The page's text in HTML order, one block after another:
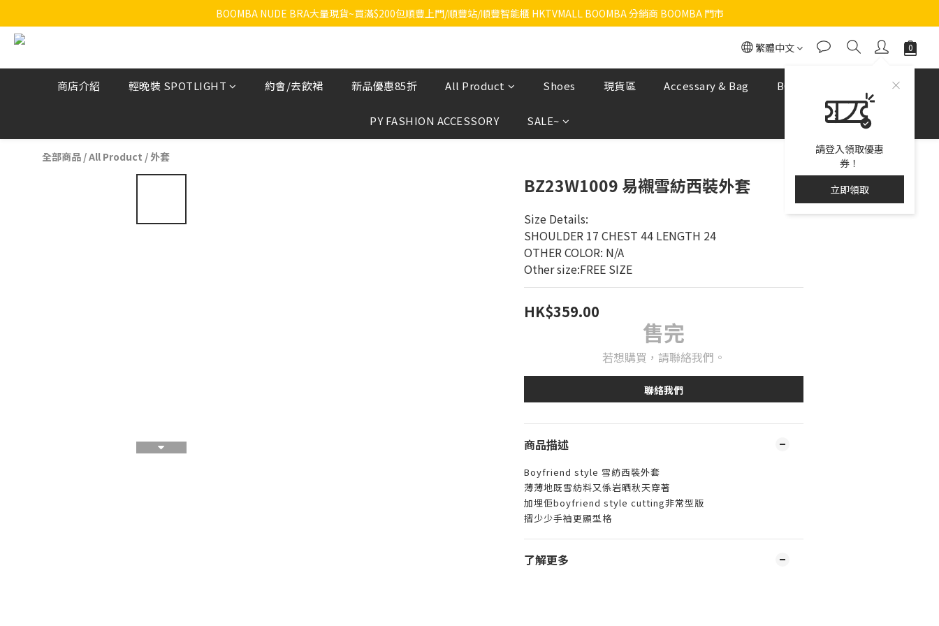
BOOMBA NUDE BRA大量現貨~買滿$200包順豐上門/順豐站/順豐智能櫃 HKTVMALL BOOMBA 分銷商 BOOMBA 門市
繁體中文
請登入領取優惠
券！
立即領取
商店介紹 輕晚裝 SPOTLIGHT 約會/去飲裙 新品優惠85折 All Product Shoes 現貨區 Accessary & Bag BOOMBA NUDE BRA
PY FASHION ACCESSORY SALE~
全部商品 /All Product / 外套
BZ23W1009 易襯雪紡西裝外套
Size Details:
SHOULDER 17 CHEST 44 LENGTH 24
OTHER COLOR: N/A
Other size:FREE SIZE
HK$359.00
售完
若想購買，請聯絡我們。
聯絡我們
商品描述
Boyfriend style 雪紡西裝外套
薄薄地既雪紡料又係岩晒秋天穿著
加埋佢boyfriend style cutting非常型版
摺少少手袖更顯型格
了解更多